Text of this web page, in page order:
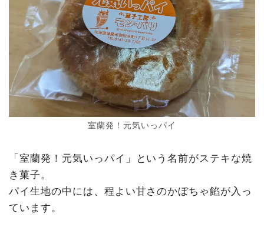
室蘭発！元気いっパイ
「室蘭発！元気いっパイ」という名前がステキな焼
き菓子。
パイ生地の中には、程よい甘さのかぼちゃ餡が入っ
ています。